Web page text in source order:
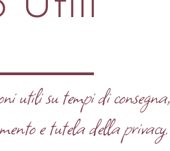
utili su tempi di consegna,
e tutela della privacy.